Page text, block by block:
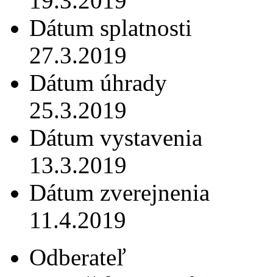
Dátum splatnosti
27.3.2019
Dátum úhrady
25.3.2019
Dátum vystavenia
13.3.2019
Dátum zverejnenia
11.4.2019
Odberateľ